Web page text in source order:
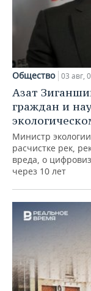
Общество 03 авг,
Азат
граждан и
Министр
расчистке рек,
вреда, о
через 10 лет